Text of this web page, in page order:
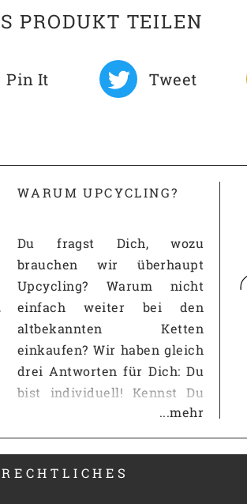
Hand
PRODUKT TEILEN
Pin It Tweet
WARUM UPCYCLING?
Du fragst Dich, wozu
brauchen wir überhaupt
Upcycling? Warum nicht
einfach weiter bei den
altbekannten Ketten
einkaufen? Wir haben gleich
drei Antworten für Dich: Du
bist individuell! Kennst Du
das? Du gehst in eine andere
Wohnung und im
Wohnzimmer steht der
gleiche IKEA-Schrank wie
...mehr
RECHTLICHES